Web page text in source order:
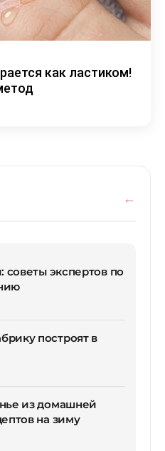
как ластиком!
советы экспертов по
построят в
из домашней
на зиму